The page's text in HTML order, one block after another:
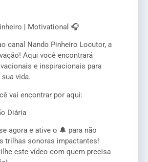
| Motivational 🎧
canal Nando Pinheiro Locutor, a
Aqui você encontrará
e inspiracionais para
vida.
vai encontrar por aqui:
Diária
agora e ative o 🔔 para não
trilhas sonoras impactantes!
este vídeo com quem precisa